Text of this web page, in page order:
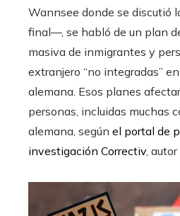
Wannsee donde se discutió
final—, se habló de un plan
masiva de inmigrantes y
extranjero “no integradas”
alemana. Esos planes
personas, incluidas muchas
alemana, según el portal de
investigación Correctiv,